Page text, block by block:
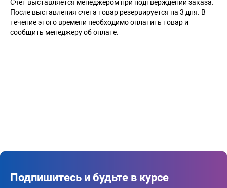
Счёт выставляется менеджером при подтверждении заказа.
После выставления счета товар резервируется на 3 дня. В
течение этого времени необходимо оплатить товар и
сообщить менеджеру об оплате.
Подпишитесь и будьте в курсе